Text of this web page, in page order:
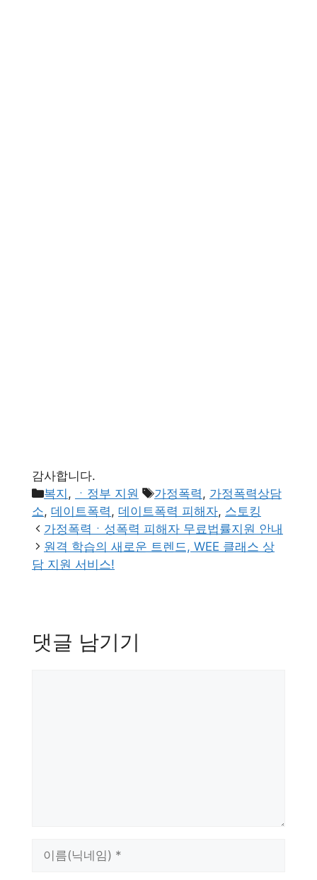
감사합니다.
카
테
고
리
복지 , ㆍ정부 지원
태
그
가정폭력, 가정폭력상담
소, 데이트폭력, 데이트폭력 피해자, 스토킹
가정폭력ㆍ성폭력 피해자 무료법률지원 안내
원격 학습의 새로운 트렌드, WEE 클래스 상
담 지원 서비스!
댓글 남기기